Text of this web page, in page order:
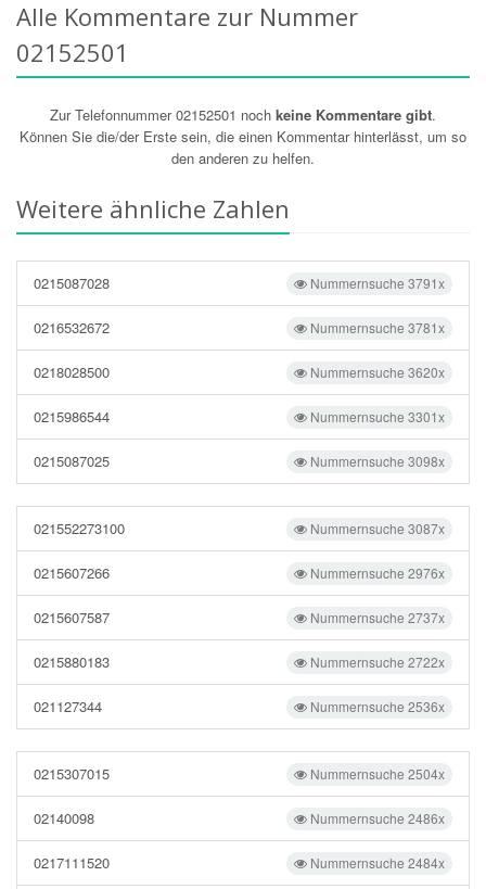
Alle Kommentare zur Nummer
02152501
Zur Telefonnummer 02152501 noch keine Kommentare gibt.
Können Sie die/der Erste sein, die einen Kommentar hinterlässt, um so
den anderen zu helfen.
Weitere ähnliche Zahlen
Nummernsuche 3791x
0215087028
Nummernsuche 3781x
0216532672
Nummernsuche 3620x
0218028500
Nummernsuche 3301x
0215986544
Nummernsuche 3098x
0215087025
Nummernsuche 3087x
021552273100
Nummernsuche 2976x
0215607266
Nummernsuche 2737x
0215607587
Nummernsuche 2722x
0215880183
Nummernsuche 2536x
021127344
Nummernsuche 2504x
0215307015
Nummernsuche 2486x
02140098
Nummernsuche 2484x
0217111520